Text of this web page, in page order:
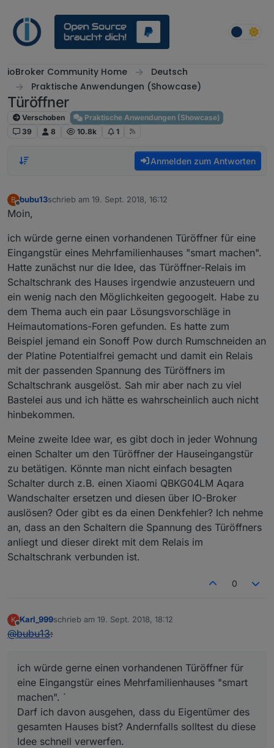
ioBroker Community Home
Deutsch
Praktische Anwendungen (Showcase)
Türöffner
Verschoben
Praktische Anwendungen (Showcase)
39
8 10.8k 1
Anmelden zum Antworten
B
Offline
bubu13schrieb am 19. Sept. 2018, 16:12
zuletzt editiert von
Moin,
ich würde gerne einen vorhandenen Türöffner für eine
Eingangstür eines Mehrfamilienhauses "smart machen".
Hatte zunächst nur die Idee, das Türöffner-Relais im
Schaltschrank des Hauses irgendwie anzusteuern und
ein wenig nach den Möglichkeiten gegoogelt. Habe zu
dem Thema auch ein paar Lösungsvorschläge in
Heimautomations-Foren gefunden. Es hatte zum
Beispiel jemand ein Sonoff Pow durch Rumschneiden an
der Platine Potentialfrei gemacht und damit ein Relais
mit der passenden Spannung des Türöffners im
Schaltschrank ausgelöst. Sah mir aber nach zu viel
Bastelei aus und ich hätte es wahrscheinlich auch nicht
hinbekommen.
Meine zweite Idee war, es gibt doch in jeder Wohnung
einen Schalter um den Türöffner der Hauseingangstür
zu betätigen. Könnte man nicht einfach besagten
Schalter durch z.B. einen Xiaomi QBKG04LM Aqara
Wandschalter ersetzen und diesen über IO-Broker
auslösen? Oder gibt es da einen Denkfehler? Ich nehme
an, dass an den Schaltern die Spannung des Türöffners
anliegt und dieser direkt mit dem Relais im
Schaltschrank verbunden ist.
0
K
Offline
Karl_999schrieb am 19. Sept. 2018, 18:12
zuletzt editiert von
@bubu13:
ich würde gerne einen vorhandenen Türöffner für
eine Eingangstür eines Mehrfamilienhauses "smart
machen". `
Darf ich davon ausgehen, dass du Eigentümer des
gesamten Hauses bist? Andernfalls solltest du diese
Idee schnell verwerfen.